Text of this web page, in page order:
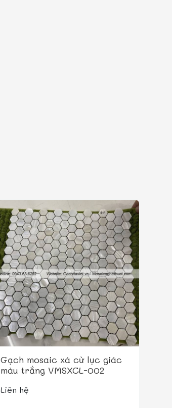
Gạch mosaic xà cừ lục giác
màu trắng VMSXCL-002
Liên hệ